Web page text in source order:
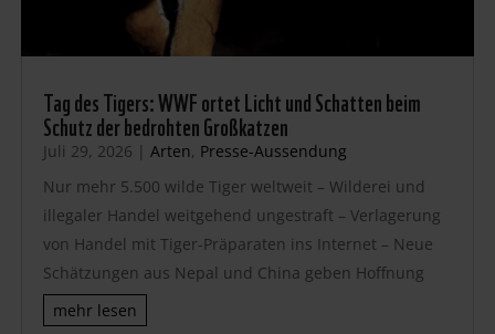
Tag des Tigers: WWF ortet Licht und Schatten beim
Schutz der bedrohten Großkatzen
Juli 29, 2026 | Arten, Presse-Aussendung
Nur mehr 5.500 wilde Tiger weltweit – Wilderei und
illegaler Handel weitgehend ungestraft – Verlagerung
von Handel mit Tiger-Präparaten ins Internet – Neue
Schätzungen aus Nepal und China geben Hoffnung
mehr lesen